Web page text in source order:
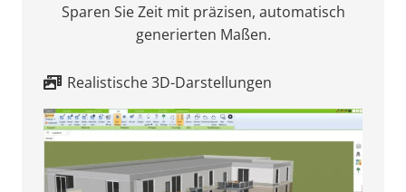
Sparen Sie Zeit mit präzisen, automatisch
generierten Maßen.
Realistische 3D-Darstellungen